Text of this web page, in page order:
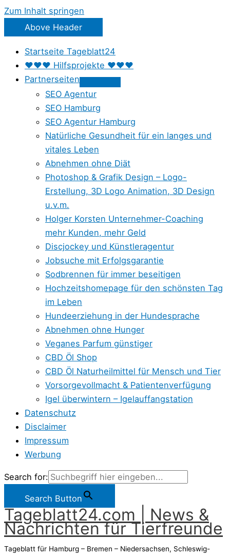
Zum Inhalt springen
Above Header
Startseite Tageblatt24
♥♥♥ Hilfsprojekte ♥♥♥
Partnerseiten
SEO Agentur
SEO Hamburg
SEO Agentur Hamburg
Natürliche Gesundheit für ein langes und
vitales Leben
Abnehmen ohne Diät
Photoshop & Grafik Design – Logo-
Erstellung, 3D Logo Animation, 3D Design
u.v.m.
Holger Korsten Unternehmer-Coaching
mehr Kunden, mehr Geld
Discjockey und Künstleragentur
Jobsuche mit Erfolgsgarantie
Sodbrennen für immer beseitigen
Hochzeitshomepage für den schönsten Tag
im Leben
Hundeerziehung in der Hundesprache
Abnehmen ohne Hunger
Veganes Parfum günstiger
CBD Öl Shop
CBD Öl Naturheilmittel für Mensch und Tier
Vorsorgevollmacht & Patientenverfügung
Igel überwintern – Igelauffangstation
Datenschutz
Disclaimer
Impressum
Werbung
Search for:
Search Button
Tageblatt24.com | News &
Nachrichten für Tierfreunde
Tageblatt für Hamburg – Bremen – Niedersachsen, Schleswig-